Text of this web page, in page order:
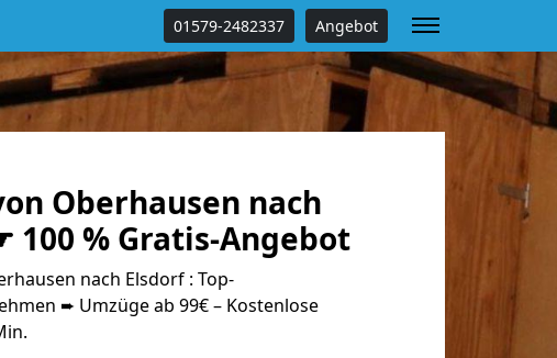
01579-2482337 Angebot
Oberhausen nach
100 % Gratis-Angebot
nach Elsdorf : Top-
➨ Umzüge ab 99€ – Kostenlose